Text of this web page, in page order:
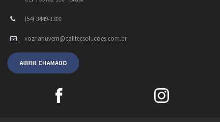
(54) 3449-1300
voznanuvem@calltecsolucoes.com.br
ABRIR CHAMADO